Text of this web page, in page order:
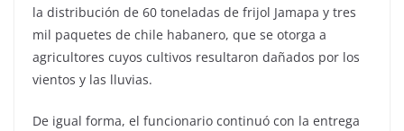
la distribución de 60 toneladas de frijol Jamapa y tres
mil paquetes de chile habanero, que se otorga a
agricultores cuyos cultivos resultaron dañados por los
vientos y las lluvias.
De igual forma, el funcionario continuó con la entrega